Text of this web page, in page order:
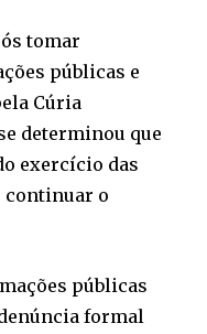
tomar
públicas e
Cúria
determinou que
exercício das
continuar o
públicas
formal